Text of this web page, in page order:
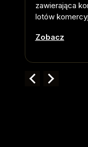
zawierająca
lotów
Zobacz